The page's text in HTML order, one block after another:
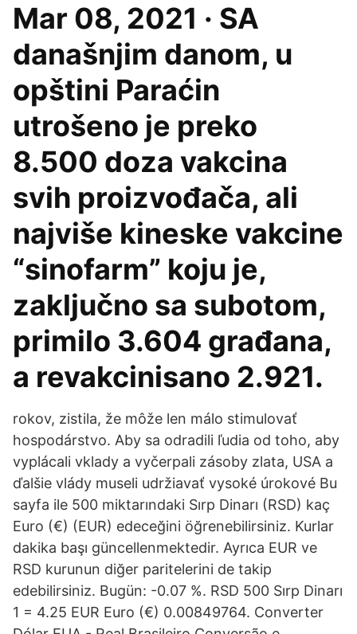
Mar 08, 2021 · SA
današnjim danom, u
opštini Paraćin
utrošeno je preko
8.500 doza vakcina
svih proizvođača, ali
najviše kineske vakcine
“sinofarm” koju je,
zaključno sa subotom,
primilo 3.604 građana,
a revakcinisano 2.921.
rokov, zistila, že môže len málo stimulovať
hospodárstvo. Aby sa odradili ľudia od toho, aby
vyplácali vklady a vyčerpali zásoby zlata, USA a
ďalšie vlády museli udržiavať vysoké úrokové Bu
sayfa ile 500 miktarındaki Sırp Dinarı (RSD) kaç
Euro (€) (EUR) edeceğini öğrenebilirsiniz. Kurlar
dakika başı güncellenmektedir. Ayrıca EUR ve
RSD kurunun diğer paritelerini de takip
edebilirsiniz. Bugün: -0.07 %. RSD 500 Sırp Dinarı
1 = 4.25 EUR Euro (€) 0.00849764. Converter